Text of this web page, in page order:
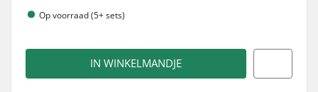
Op voorraad (5+ sets)
IN WINKELMANDJE